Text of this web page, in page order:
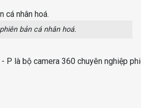
bản cá nhân hoá.
là bộ camera 360 chuyên nghiệp